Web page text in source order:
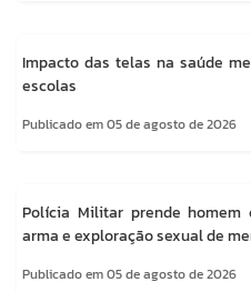
Impacto das telas na saúde
escolas
Publicado em 05 de agosto de 2026
Polícia Militar prende
arma e exploração sexual de
Publicado em 05 de agosto de 2026